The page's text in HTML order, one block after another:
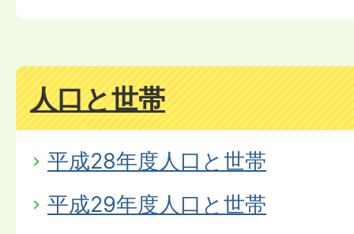
人口と世帯
平成28年度人口と世帯
平成29年度人口と世帯